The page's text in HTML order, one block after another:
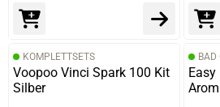
KOMPLETTSETS
Voopoo Vinci Spark 100 Kit
Silber
BAD